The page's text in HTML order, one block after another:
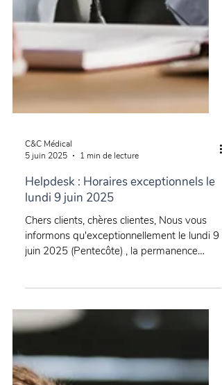
C&C Médical
5 juin 2025
1 min de lecture
Helpdesk : Horaires exceptionnels le
lundi 9 juin 2025
Chers clients, chères clientes, Nous vous
juin 2025 (Pentecôte) , la permanence